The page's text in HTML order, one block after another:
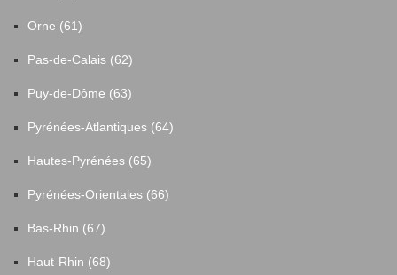
Orne (61)
Pas-de-Calais (62)
Puy-de-Dôme (63)
Pyrénées-Atlantiques (64)
Hautes-Pyrénées (65)
Pyrénées-Orientales (66)
Bas-Rhin (67)
Haut-Rhin (68)